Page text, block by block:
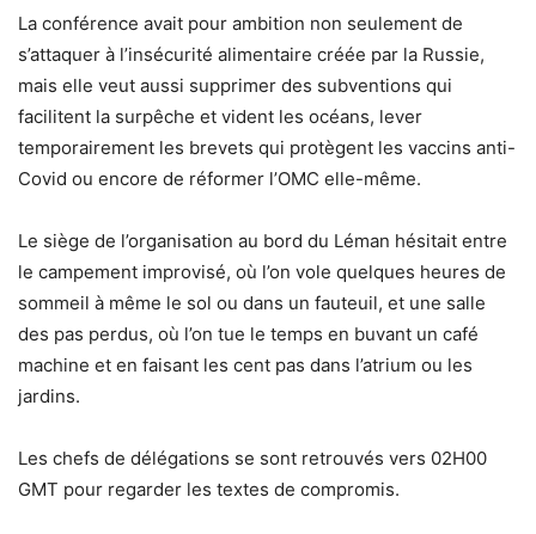
La conférence avait pour ambition non seulement de
s’attaquer à l’insécurité alimentaire créée par la Russie,
mais elle veut aussi supprimer des subventions qui
facilitent la surpêche et vident les océans, lever
temporairement les brevets qui protègent les vaccins anti-
Covid ou encore de réformer l’OMC elle-même.
Le siège de l’organisation au bord du Léman hésitait entre
le campement improvisé, où l’on vole quelques heures de
sommeil à même le sol ou dans un fauteuil, et une salle
des pas perdus, où l’on tue le temps en buvant un café
machine et en faisant les cent pas dans l’atrium ou les
jardins.
Les chefs de délégations se sont retrouvés vers 02H00
GMT pour regarder les textes de compromis.